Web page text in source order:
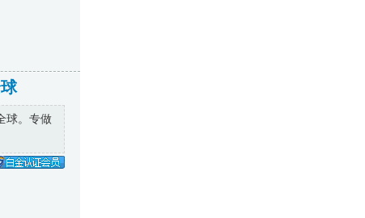
球。专做